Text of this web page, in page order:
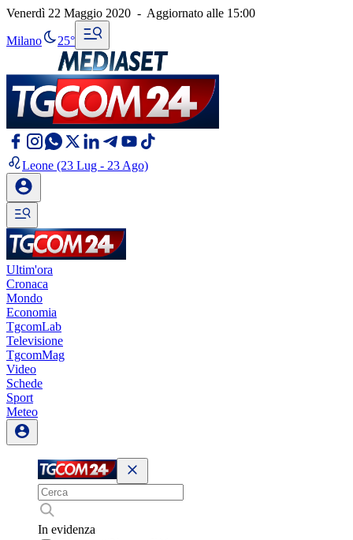
Venerdì 22 Maggio 2020 - Aggiornato alle 15:00
Milano 25°
Leone (23 Lug - 23 Ago)
Ultim'ora
Cronaca
Mondo
Economia
TgcomLab
Televisione
TgcomMag
Video
Schede
Sport
Meteo
In evidenza